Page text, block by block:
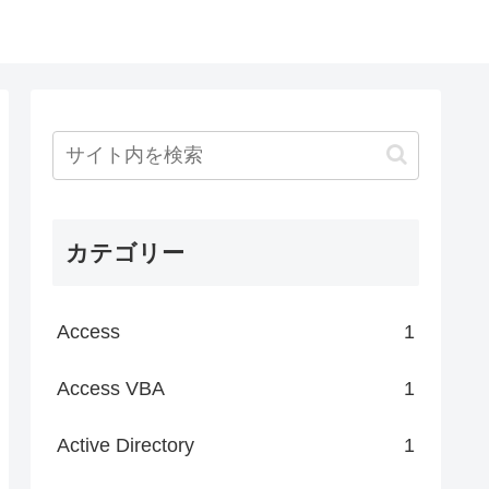
カテゴリー
Access 1
Access VBA 1
Active Directory 1